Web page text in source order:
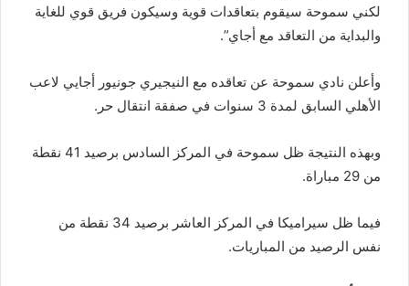
لكني سموحة سيقوم بتعاقدات قوية وسيكون فريق قوي للغاية
والبداية من التعاقد مع أجاي”.
وأعلن نادي سموحة عن تعاقده مع النيجيري جونيور أجايي لاعب
الأهلي السابق لمدة 3 سنوات في صفقة انتقال حر.
وبهذه النتيجة ظل سموحة في المركز السادس برصيد 41 نقطة
من 29 مباراة.
فيما ظل سيراميكا في المركز العاشر برصيد 34 نقطة من
نفس الرصيد من المباريات.